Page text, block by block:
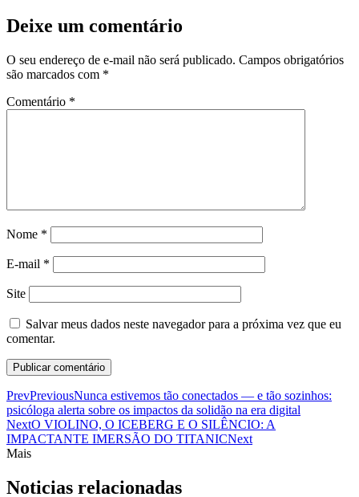
Deixe um comentário
O seu endereço de e-mail não será publicado. Campos obrigatórios
são marcados com *
Comentário *
Nome *
E-mail *
Site
Salvar meus dados neste navegador para a próxima vez que eu
comentar.
PrevPreviousNunca estivemos tão conectados — e tão sozinhos:
psicóloga alerta sobre os impactos da solidão na era digital
NextO VIOLINO, O ICEBERG E O SILÊNCIO: A
IMPACTANTE IMERSÃO DO TITANICNext
Mais
Noticias relacionadas